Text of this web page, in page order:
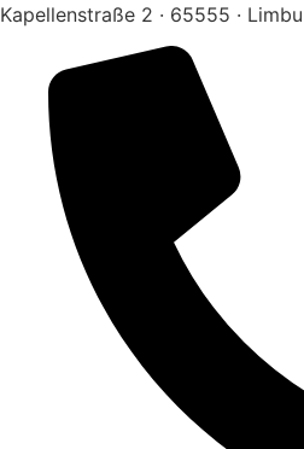
Zum
springen
Kapellenstraße 2 · 65555 ·